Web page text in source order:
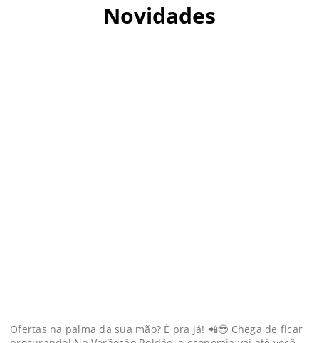
Novidades
Ofertas na palma da sua mão? É pra já! 📲😎 Chega de ficar